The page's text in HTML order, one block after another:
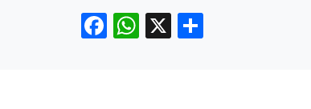
Facebook
WhatsApp
X